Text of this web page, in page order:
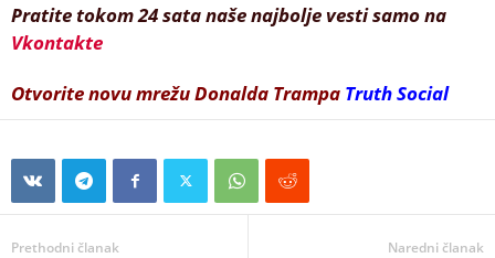
Pratite tokom 24 sata naše najbolje vesti samo na
Vkontakte
Otvorite novu mrežu Donalda Trampa Truth Social
Prethodni članak Naredni članak